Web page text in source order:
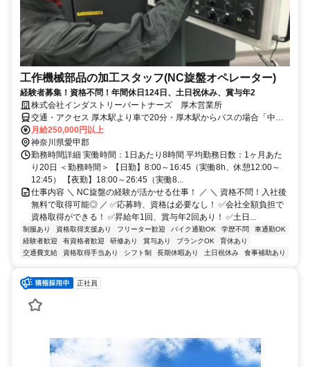
工作機械部品の加工スタッフ(NC旋盤オペレーター)
経験者募集！資格不問！年間休日124日、土日祝休み、賞与年2
株式会社インダストリーパートナーズ 厚木営業所
交通・アクセス 厚木駅より車で20分・厚木駅からバスの場合「中三
丁目駅」から徒歩3分／車・バイク・自転車通勤OK／無料駐車場あり
月給250,000円以上
神奈川県愛甲郡
勤務時間詳細 実働時間：1日あたり8時間 平均勤務日数：1ヶ月あた
り20日 ＜勤務時間＞ 【日勤】8:00～16:45（実働8h、休憩12:00～
12:45） 【夜勤】18:00～26:45（実働8...
仕事内容 ＼ NC旋盤の経験が活かせる仕事！ ／ ＼ 資格不問！入社後
無料で取得可能◎ ／ ✅応募時、資格は必要なし！ ✅会社全額負担で
資格取得ができる！ ✅昇給年1回、賞与年2回あり！ ✅土日...
制服あり 資格取得支援あり フリーター歓迎 バイク通勤OK 学歴不問
車通勤OK
経験者歓迎
有資格者歓迎 研修あり 賞与あり ブランクOK
育休あり
交通費支給
資格取得手当あり シフト制 長期休暇あり 土日祝休み 食事補助あり
正社員